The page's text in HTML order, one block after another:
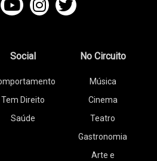
Social
Tem Direito
Saúde
No Circuito
Música
Cinema
Teatro
Gastronomia
Arte e